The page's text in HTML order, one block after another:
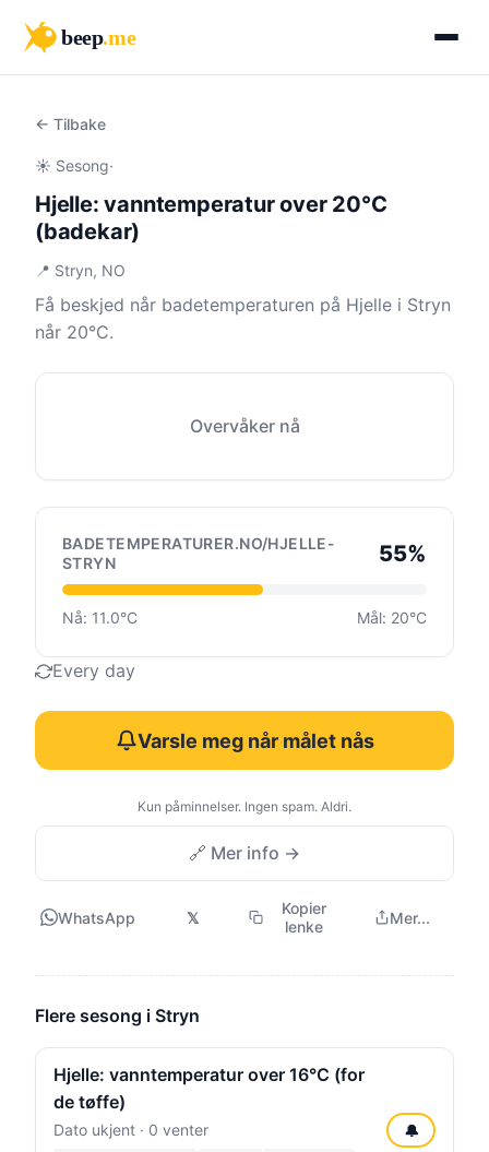
beep.me
← Tilbake
☀️ Sesong·
Hjelle: vanntemperatur over 20°C
(badekar)
📍 Stryn, NO
Få beskjed når badetemperaturen på Hjelle i Stryn
når 20°C.
Overvåker nå
BADETEMPERATURER.NO/HJELLE-
STRYN
55%
Nå: 11.0°C Mål: 20°C
Every day
Varsle meg når målet nås
Kun påminnelser. Ingen spam. Aldri.
🔗 Mer info →
WhatsApp 𝕏
Kopier
lenke
Mer...
Flere sesong i Stryn
Hjelle: vanntemperatur over 16°C (for
de tøffe)
Dato ukjent · 0 venter 🔔